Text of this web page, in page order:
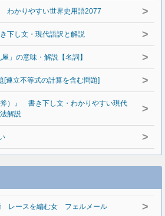
わかりやすい世界史用語2077 >
下し文・現代語訳と解説 >
」の意味・解説【名詞】 >
[連立不等式の計算を含む問題] >
斧）』 書き下し文・わかりやすい現代
解説
>
>
レースを編む女 フェルメール >